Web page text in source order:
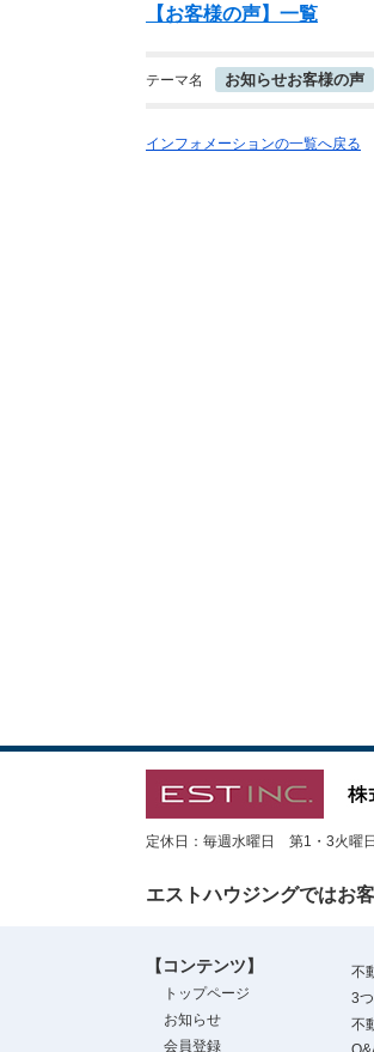
【お客様の声】一覧
テーマ名 お知らせお客様の声
インフォメーションの一覧へ戻る
定休日：毎週水曜日 第1・3火
エストハウジングではお
【コンテンツ】
トップページ
お知らせ
会員登録
不
3
不